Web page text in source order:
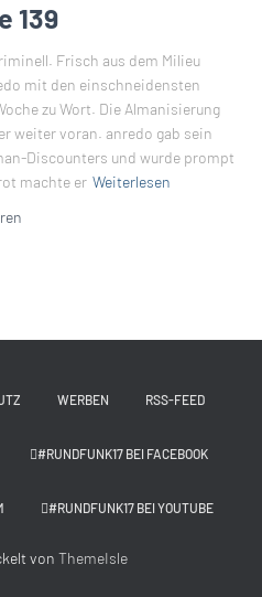
139
Frisch aus dem Milieu
mit den einschneidensten
zu Wort. Die Almanisierung
weiter voran. anredo gab sein
Discounters und wurde prompt
machte er Weiterlesen
WERBEN RSS-FEED
#RUNDFUNK17 BEI FACEBOOK
#RUNDFUNK17 BEI YOUTUBE
von ThemeIsle